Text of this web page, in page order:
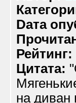
Dата
Рейтинг:
Цитата:
на диван